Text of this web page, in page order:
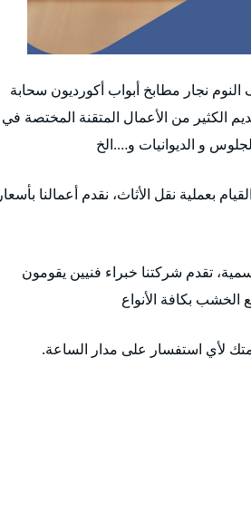
نجار مطابخ أبواب أكورديون سحابة
الكثير من الأعمال المتقنة المختصة في
و الديوانيات و….الخ
نقل الأثاث، نقدم أعمالنا بأسعار
والعطل الرسمية، تقدم شركتنا خبراء فنيين يقومون
الخشب بكافة الأنواع
لأي استفسار على مدار الساعة.